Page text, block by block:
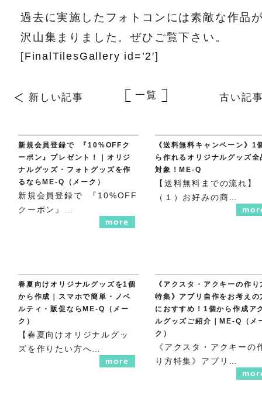
過去に実施したフォトコンには素敵な作品
沢山集まりました。ぜひご覧下さい。
[FinalTilesGallery id=’2′]
新しい記事 一覧 古い記
新規会員登録で 『10%OFFク
ーポン』プレゼント！｜オリジ
ナルグッズ・フォトグッズを作
るならME-Q（メーク）
新規会員登録で 『10%OFF
クーポン』…
more
《送料無料キャンペーン》1
ら作れるオリジナルグッズ全
対象！ME-Q
【送料無料までの流れ】
（１）お好みの商…
春夏向けオリジナルグッズを1個
から作成｜スマホで簡単・ノベ
ルティ・販促ならME-Q（メー
ク）
【春夏向けオリジナルグッ
ズを作りたい方へ…
more
《アクスタ・アクキーの作り
特集》アプリ自作をお考えの
におすすめ！1個から作成ア
ルグッズご紹介｜ME-Q（メ
ク）
《アクスタ・アクキーの
り方特集》アプリ…